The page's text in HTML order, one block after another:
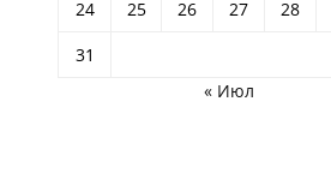
24
25 26 27 28
31
« Июл